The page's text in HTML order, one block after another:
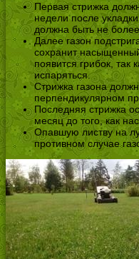
Первая стрижка
недели после
должна быть не
Далее газон
сохранит
появится грибок, так
испаряться.
Стрижка газона
перпендикулярном
Последняя стрижка
месяц до того, как
Опавшую листву на
противном случае